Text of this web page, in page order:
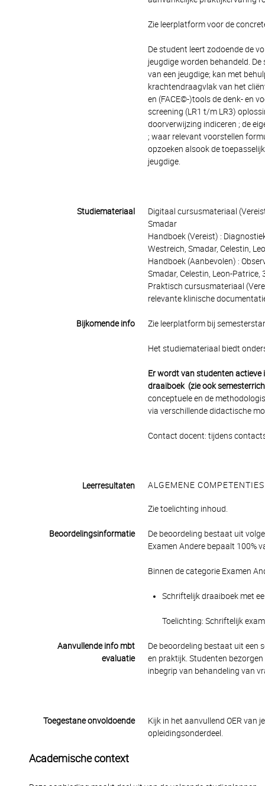
Zie leerplatform voor de
De student leert zodoende de
jeugdige worden behandeld.
van een jeugdige; kan met
krachtendraagvlak van het
en (FACE©-)tools de denk- en
screening (LR1 t/m LR3)
doorverwijzing indiceren ; de
; waar relevant voorstellen
opzoeken alsook de
jeugdige.
Studiemateriaal
Digitaal cursusmateriaal
Smadar
Handboek (Vereist) :
Westreich, Smadar, Celestin,
Handboek (Aanbevolen) :
Smadar, Celestin, Leon-
Praktisch cursusmateriaal
relevante klinische
Bijkomende info Zie leerplatform bij
Het studiemateriaal biedt
Er wordt van studenten
draaiboek (zie ook
conceptuele en de
via verschillende didactische
Contact docent: tijdens
Leerresultaten ALGEMENE COMPETENTIES
Zie toelichting inhoud.
Beoordelingsinformatie
De beoordeling bestaat uit
Examen Andere bepaalt 100%
Binnen de categorie Examen
Schriftelijk draaiboek met
Toelichting: Schriftelijk
Aanvullende info mbt
evaluatie
De beoordeling bestaat uit een
en praktijk. Studenten
inbegrip van behandeling van
Toegestane onvoldoende
Kijk in het aanvullend OER van
opleidingsonderdeel.
Academische context